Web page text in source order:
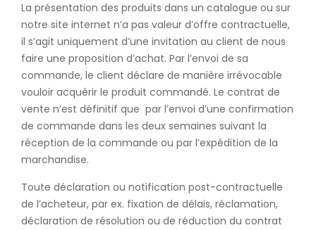
La présentation des produits dans un catalogue ou sur
notre site internet n’a pas valeur d’offre contractuelle,
il s’agit uniquement d’une invitation au client de nous
faire une proposition d’achat. Par l’envoi de sa
commande, le client déclare de manière irrévocable
vouloir acquérir le produit commandé. Le contrat de
vente n’est définitif que par l’envoi d’une confirmation
de commande dans les deux semaines suivant la
réception de la commande ou par l’expédition de la
marchandise.
Toute déclaration ou notification post-contractuelle
de l’acheteur, par ex. fixation de délais, réclamation,
déclaration de résolution ou de réduction du contrat